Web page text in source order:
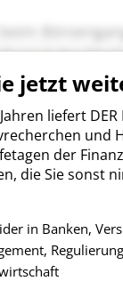
jetzt
liefert DER
und
der
die Sie sonst
in Banken,